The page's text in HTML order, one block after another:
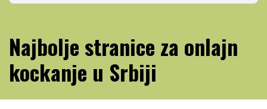
Najbolje stranice za onlajn
kockanje u Srbiji